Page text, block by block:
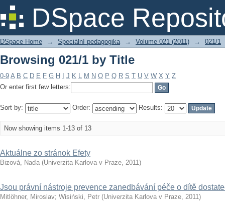
DSpace
Browsing 021/1 by Title
DSpace Home → Speciální pedagogika → Volume 021 (2011) → 021/1
Browsing 021/1 by Title
0-9 A B C D E F G H J K L M N O P Q R S T U V W X Y Z
Or enter first few letters:
Sort by: Order: Results:
Now showing items 1-13 of 13
Aktuálne zo stránok Efety
Bizová, Naďa (Univerzita Karlova v Praze, 2011)
Jsou právní nástroje prevence zanedbávání péče o dítě
Mitlöhner, Miroslav; Wisiński, Petr (Univerzita Karlova v Praze, 2011)